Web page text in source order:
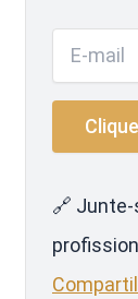
🔗 Junte-